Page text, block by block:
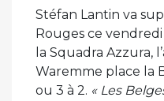
Stéfan Lantin va
Rouges ce
la Squadra Azzura,
Waremme place la
ou 3 à 2. « Les